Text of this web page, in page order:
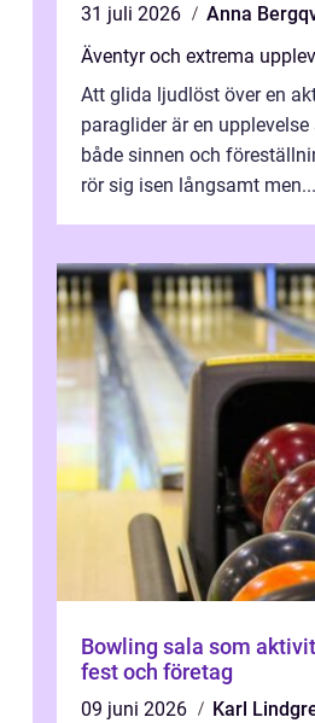
31 juli 2026
Anna
Äventyr och extrema
Att glida ljudlöst över en
paraglider är en
både sinnen och
rör sig isen långsamt men...
Bowling sala som
fest och företag
09 juni 2026
Karl